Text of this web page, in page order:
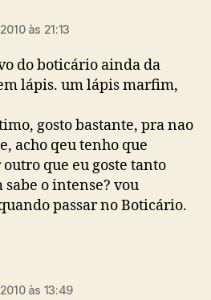
às 21:13
do boticário ainda da
lápis. um lápis marfim,
gosto bastante, pra nao
acho qeu tenho que
que eu goste tanto
sabe o intense? vou
passar no Boticário.
às 13:49